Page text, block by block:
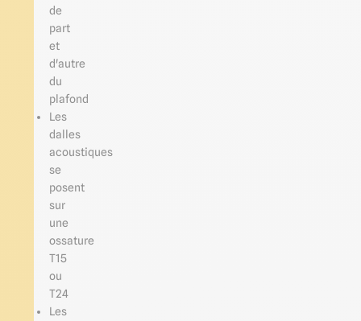
de
part
et
d'autre
du
plafond
Les
dalles
acoustiques
se
posent
sur
une
ossature
T15
ou
T24
Les